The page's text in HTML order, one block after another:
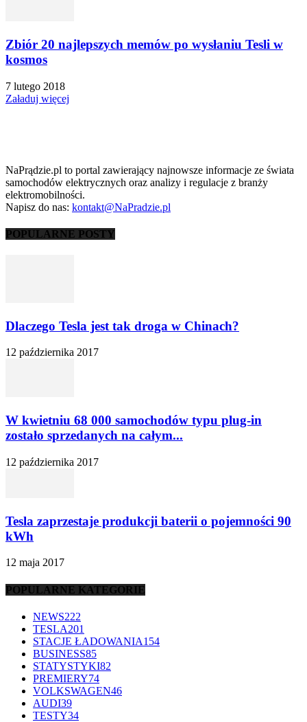
Zbiór 20 najlepszych memów po wysłaniu Tesli w
kosmos
7 lutego 2018
Załaduj więcej
NaPrądzie.pl to portal zawierający najnowsze informacje ze świata
samochodów elektrycznych oraz analizy i regulacje z branży
elektromobilności.
Napisz do nas: kontakt@NaPradzie.pl
POPULARNE POSTY
Dlaczego Tesla jest tak droga w Chinach?
12 października 2017
W kwietniu 68 000 samochodów typu plug-in
zostało sprzedanych na całym...
12 października 2017
Tesla zaprzestaje produkcji baterii o pojemności 90
kWh
12 maja 2017
POPULARNE KATEGORIE
NEWS222
TESLA201
STACJE ŁADOWANIA154
BUSINESS85
STATYSTYKI82
PREMIERY74
VOLKSWAGEN46
AUDI39
TESTY34